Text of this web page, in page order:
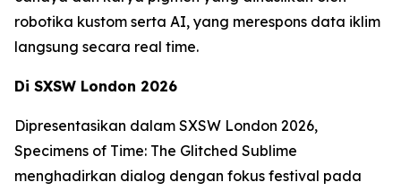
robotika kustom serta AI, yang merespons data iklim
langsung secara real time.
Di SXSW London 2026
Dipresentasikan dalam SXSW London 2026,
Specimens of Time: The Glitched Sublime
menghadirkan dialog dengan fokus festival pada